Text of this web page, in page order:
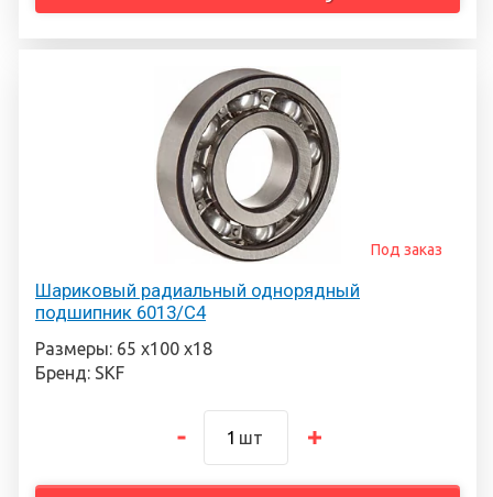
Шариковый радиальный однорядный
подшипник 6013/С4
Под заказ
Размеры: 65 х100 х18
Бренд: SKF
шт